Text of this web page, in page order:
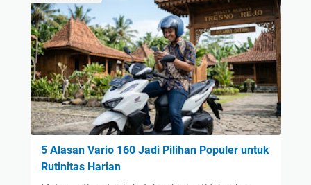
5 Alasan Vario 160 Jadi Pilihan Populer untuk
Rutinitas Harian